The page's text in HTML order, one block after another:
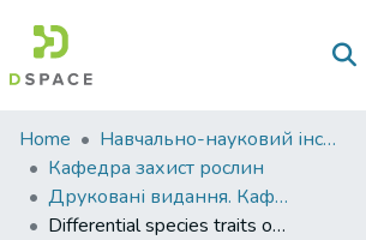
Communities
&
Collections
Home
Навчально-науковий інститут агротехнологій, селекції та екології
Кафедра захист рослин
Друковані видання. Кафедра захист рослин
Differential species traits of Trichostrongylus tenuis (Nematoda, Trichostrongylidae)